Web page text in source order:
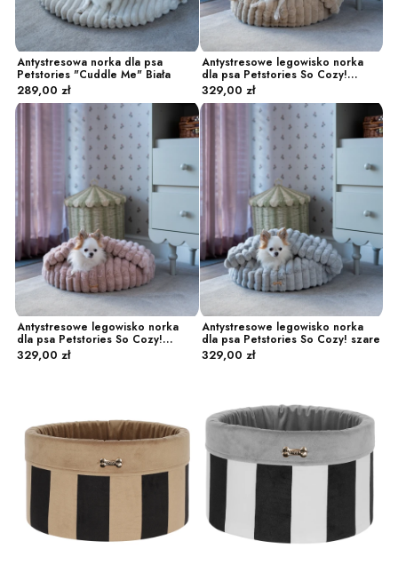
Antystresowa norka dla psa
Petstories "Cuddle Me" Biała
Cena
289,00 zł
Antystresowe legowisko norka
dla psa Petstories So Cozy!
kremowa
Cena
329,00 zł
Antystresowe legowisko norka
dla psa Petstories So Cozy!
różowe
Cena
329,00 zł
Antystresowe legowisko norka
dla psa Petstories So Cozy! szare
Cena
329,00 zł